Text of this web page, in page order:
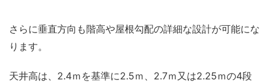
さらに垂直方向も階高や屋根勾配の詳細な設計が可能にな
ります。
天井高は、2.4ｍを基準に2.5ｍ、2.7ｍ又は2.25ｍの4段